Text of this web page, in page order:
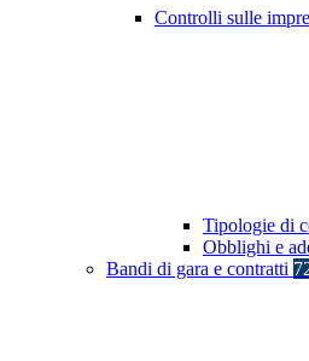
Controlli sulle
Tipologie di
Obblighi e
Bandi di gara e contratti